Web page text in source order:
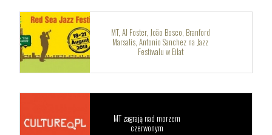
MT, Al Foster, João Bosco, Branford
Marsalis, Antonio Sanchez na Jazz
Festiwalu w Eilat
MT zagrają nad morzem
czerwonym